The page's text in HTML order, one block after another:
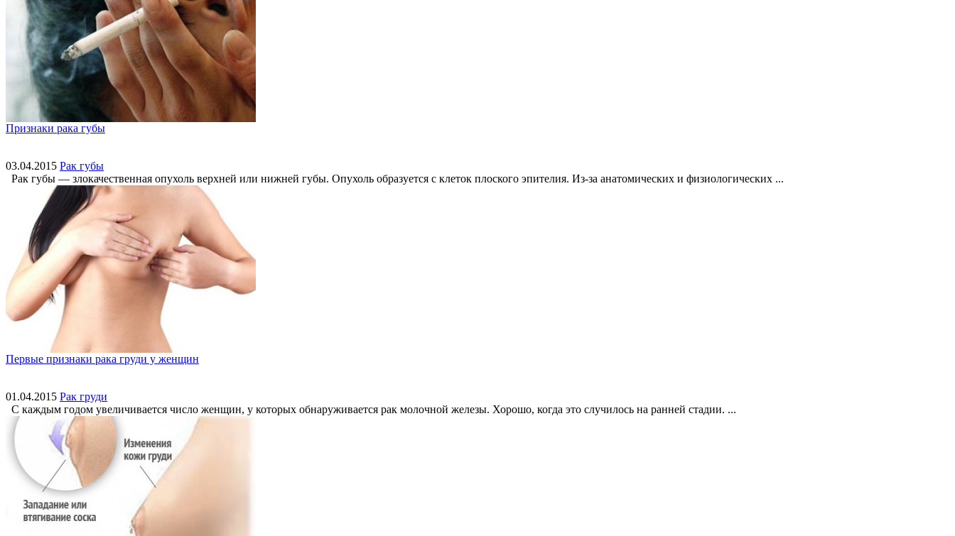
Признаки рака губы
03.04.2015 Рак губы
Рак губы — злокачественная опухоль верхней или нижней губы. Опухоль образуется с клеток плоского эпителия. Из-за анатомических и физиологических ...
Первые признаки рака груди у женщин
01.04.2015 Рак груди
С каждым годом увеличивается число женщин, у которых обнаруживается рак молочной железы. Хорошо, когда это случилось на ранней стадии. ...